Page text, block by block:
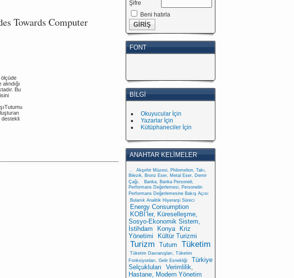
Şifre
Beni hatırla
FONT
BILGI
Okuyucular İçin
Yazarlar İçin
Kütüphaneciler İçin
ANAHTAR KELIMELER
.
Akşehir Müzesi, Philomelion, Takı,
Bilezik, Bronz Eser, Metal Eser, Demir
Çağı.
Banka, Banka Personeli,
Performans Değerlemesi, Personelin
Performans Değerlemesine Bakış Açısı
Bulanık Analitik Hiyerarşi Süreci
Energy Consumption
KOBİ’ler, Küreselleşme,
Sosyo-Ekonomik Sistem,
İstihdam
Konya
Kriz
Yönetimi
Kültür Turizmi
Turizm Tutum Tüketim
Tüketim Davranışları, Tüketim
Fonksiyonları, Gelir Esnekliği
Türkiye
Selçukluları
Verimlilik,
Hastane, Modern Yönetim
Towards Computer
ölçüde
Bu
destekli